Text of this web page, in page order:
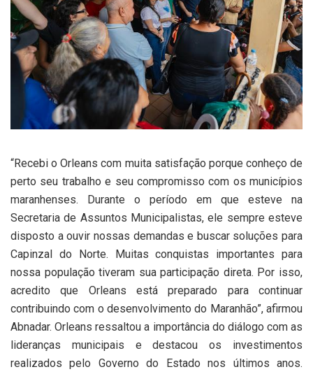
“Recebi o Orleans com muita satisfação porque conheço de
perto seu trabalho e seu compromisso com os municípios
maranhenses. Durante o período em que esteve na
Secretaria de Assuntos Municipalistas, ele sempre esteve
disposto a ouvir nossas demandas e buscar soluções para
Capinzal do Norte. Muitas conquistas importantes para
nossa população tiveram sua participação direta. Por isso,
acredito que Orleans está preparado para continuar
contribuindo com o desenvolvimento do Maranhão”, afirmou
Abnadar. Orleans ressaltou a importância do diálogo com as
lideranças municipais e destacou os investimentos
realizados pelo Governo do Estado nos últimos anos.